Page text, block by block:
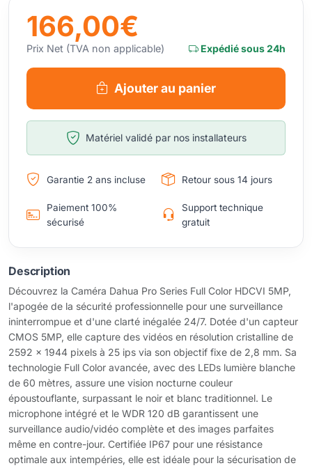
166,00€
Prix Net (TVA non applicable) Expédié sous 24h
Ajouter au panier
Matériel validé par nos installateurs
Garantie 2 ans incluse Retour sous 14 jours
Paiement 100%
sécurisé
Support technique
gratuit
Description
Découvrez la Caméra Dahua Pro Series Full Color HDCVI 5MP,
l'apogée de la sécurité professionnelle pour une surveillance
ininterrompue et d'une clarté inégalée 24/7. Dotée d'un capteur
CMOS 5MP, elle capture des vidéos en résolution cristalline de
2592 x 1944 pixels à 25 ips via son objectif fixe de 2,8 mm. Sa
technologie Full Color avancée, avec des LEDs lumière blanche
de 60 mètres, assure une vision nocturne couleur
époustouflante, surpassant le noir et blanc traditionnel. Le
microphone intégré et le WDR 120 dB garantissent une
surveillance audio/vidéo complète et des images parfaites
même en contre-jour. Certifiée IP67 pour une résistance
optimale aux intempéries, elle est idéale pour la sécurisation de